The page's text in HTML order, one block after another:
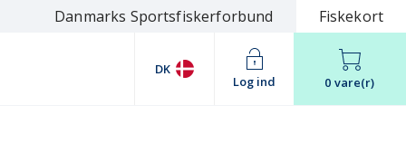
Danmarks Sportsfiskerforbund Fiskekort
DK
Log ind
0 vare(r)